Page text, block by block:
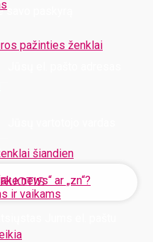
pažinties ženklai
šiandien
news“ ar „zn“?
ir vaikams
paskyrą
Jums el. paštu